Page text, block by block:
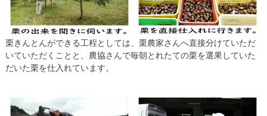
栗きんとんができる工程としては、栗農家さんへ直接分けていただ
いていただくことと、農協さんで毎朝とれたての栗を選果していた
だいた栗を仕入れています。